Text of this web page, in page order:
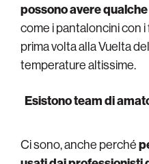
possono avere
come i pantaloncini con
prima volta alla Vuelta
temperature altissime.
Esistono team di
Ci sono, anche perché